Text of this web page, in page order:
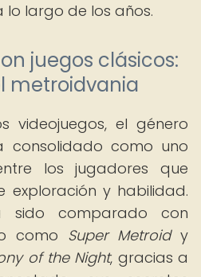
lo largo de los años.
juegos clásicos:
metroidvania
videojuegos, el género
consolidado como uno
los jugadores que
exploración y habilidad.
sido comparado con
como Super Metroidy
of the Night, gracias a